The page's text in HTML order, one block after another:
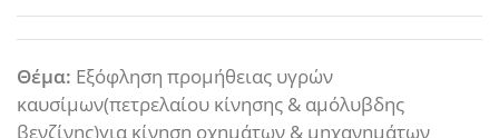
Θέμα: Εξόφληση προμήθειας υγρών
καυσίμων(πετρελαίου κίνησης & αμόλυβδης
βενζίνης)για κίνηση οχημάτων & μηχανημάτων